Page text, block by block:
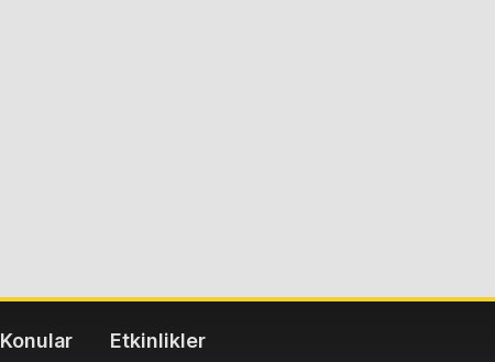
Konular Etkinlikler